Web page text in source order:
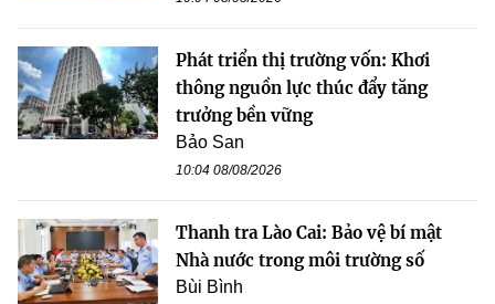
Phát triển thị trường vốn: Khơi
thông nguồn lực thúc đẩy tăng
trưởng bền vững
Bảo San
10:04 08/08/2026
Thanh tra Lào Cai: Bảo vệ bí mật
Nhà nước trong môi trường số
Bùi Bình